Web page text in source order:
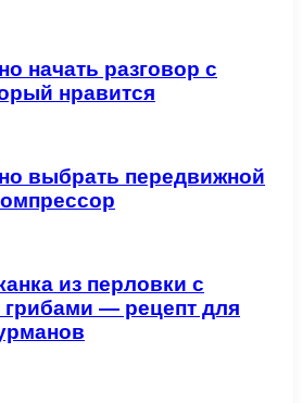
начать разговор с
нравится
выбрать передвижной
из перловки с
— рецепт для